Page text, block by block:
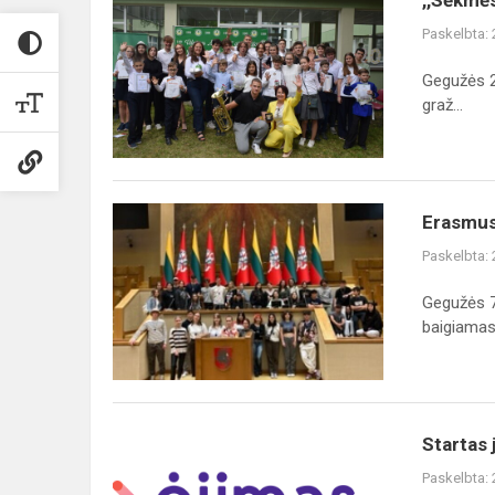
diena
-2023“
Paskelbta:
Gegužės
graž...
Erasmus+
projekto
„Darnus
vystymasis“
baigiamasis
susitikim...
Paskelbta:
Gegužės
ne
Startas
Paskelbta: